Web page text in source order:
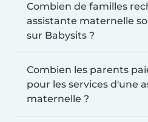
Combien de familles
assistante maternelle
sur Babysits ?
Combien les parents
pour les services d'une
maternelle ?